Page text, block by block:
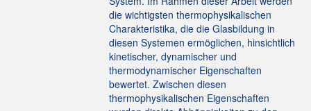
die wichtigsten thermophysikalischen
Charakteristika, die die Glasbildung in
diesen Systemen ermöglichen, hinsichtlich
kinetischer, dynamischer und
thermodynamischer Eigenschaften
bewertet. Zwischen diesen
thermophysikalischen Eigenschaften